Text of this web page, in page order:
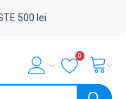
500 lei
0